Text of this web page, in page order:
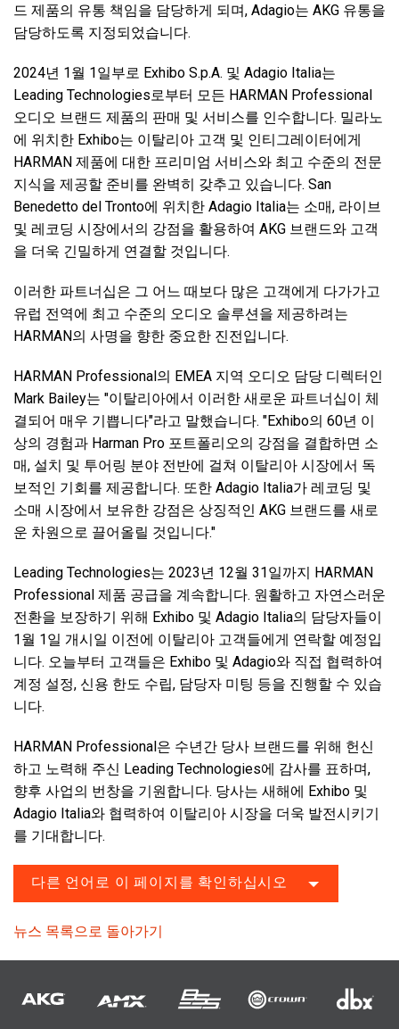
드 제품의 유통 책임을 담당하게 되며, Adagio는 AKG 유통을
담당하도록 지정되었습니다.
2024년 1월 1일부로 Exhibo S.p.A. 및 Adagio Italia는
Leading Technologies로부터 모든 HARMAN Professional
오디오 브랜드 제품의 판매 및 서비스를 인수합니다. 밀라노
에 위치한 Exhibo는 이탈리아 고객 및 인티그레이터에게
HARMAN 제품에 대한 프리미엄 서비스와 최고 수준의 전문
지식을 제공할 준비를 완벽히 갖추고 있습니다. San
Benedetto del Tronto에 위치한 Adagio Italia는 소매, 라이브
및 레코딩 시장에서의 강점을 활용하여 AKG 브랜드와 고객
을 더욱 긴밀하게 연결할 것입니다.
이러한 파트너십은 그 어느 때보다 많은 고객에게 다가가고
유럽 전역에 최고 수준의 오디오 솔루션을 제공하려는
HARMAN의 사명을 향한 중요한 진전입니다.
HARMAN Professional의 EMEA 지역 오디오 담당 디렉터인
Mark Bailey는 "이탈리아에서 이러한 새로운 파트너십이 체
결되어 매우 기쁩니다"라고 말했습니다. "Exhibo의 60년 이
상의 경험과 Harman Pro 포트폴리오의 강점을 결합하면 소
매, 설치 및 투어링 분야 전반에 걸쳐 이탈리아 시장에서 독
보적인 기회를 제공합니다. 또한 Adagio Italia가 레코딩 및
소매 시장에서 보유한 강점은 상징적인 AKG 브랜드를 새로
운 차원으로 끌어올릴 것입니다."
Leading Technologies는 2023년 12월 31일까지 HARMAN
Professional 제품 공급을 계속합니다. 원활하고 자연스러운
전환을 보장하기 위해 Exhibo 및 Adagio Italia의 담당자들이
1월 1일 개시일 이전에 이탈리아 고객들에게 연락할 예정입
니다. 오늘부터 고객들은 Exhibo 및 Adagio와 직접 협력하여
계정 설정, 신용 한도 수립, 담당자 미팅 등을 진행할 수 있습
니다.
HARMAN Professional은 수년간 당사 브랜드를 위해 헌신
하고 노력해 주신 Leading Technologies에 감사를 표하며,
향후 사업의 번창을 기원합니다. 당사는 새해에 Exhibo 및
Adagio Italia와 협력하여 이탈리아 시장을 더욱 발전시키기
를 기대합니다.
다른 언어로 이 페이지를 확인하십시오
뉴스 목록으로 돌아가기